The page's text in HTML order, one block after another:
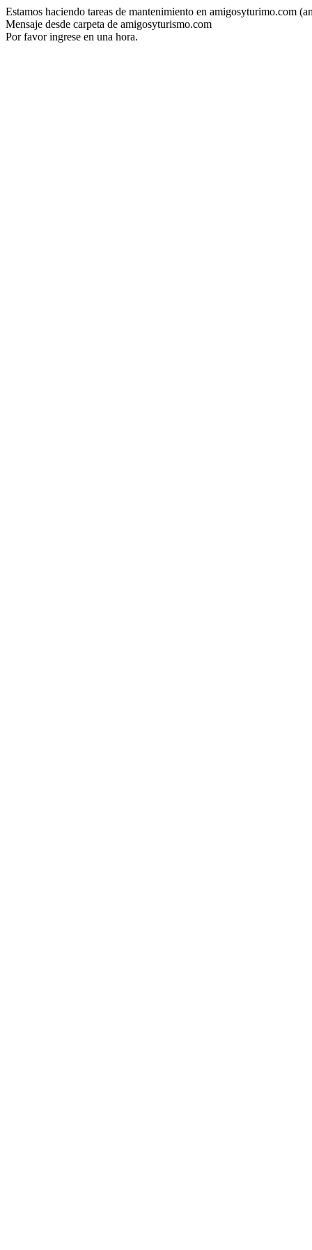
Estamos haciendo tareas de mantenimiento en amigosyturimo.com
Mensaje desde carpeta de amigosyturismo.com
Por favor ingrese en una hora.